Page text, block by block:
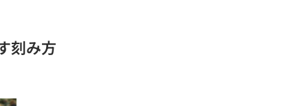
刻み方